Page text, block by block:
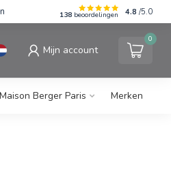
138 beoordelingen 4.8 /5.0
Mijn account
0
Maison Berger Paris Merken